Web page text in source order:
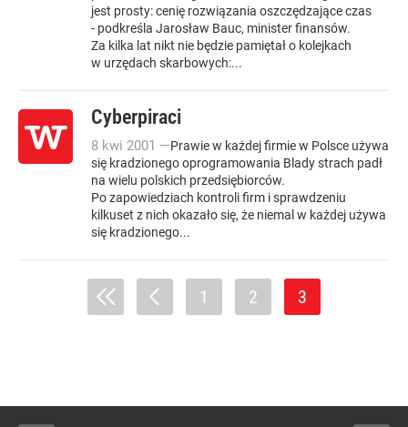
jest prosty: cenię rozwiązania oszczędzające czas
- podkreśla Jarosław Bauc, minister finansów.
Za kilka lat nikt nie będzie pamiętał o kolejkach
w urzędach skarbowych:...
Cyberpiraci
8 kwi 2001 —Prawie w każdej firmie w Polsce używa
się kradzionego oprogramowania Blady strach padł
na wielu polskich przedsiębiorców.
Po zapowiedziach kontroli firm i sprawdzeniu
kilkuset z nich okazało się, że niemal w każdej używa
się kradzionego...
1 2 3